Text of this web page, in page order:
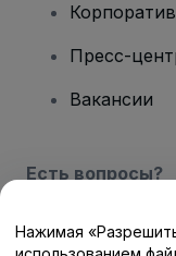
Пресс-
Вакансии
Есть вопросы?
Центр
Нажимая